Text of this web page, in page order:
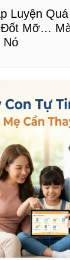
Luyện
Đốt Mỡ…
Nó